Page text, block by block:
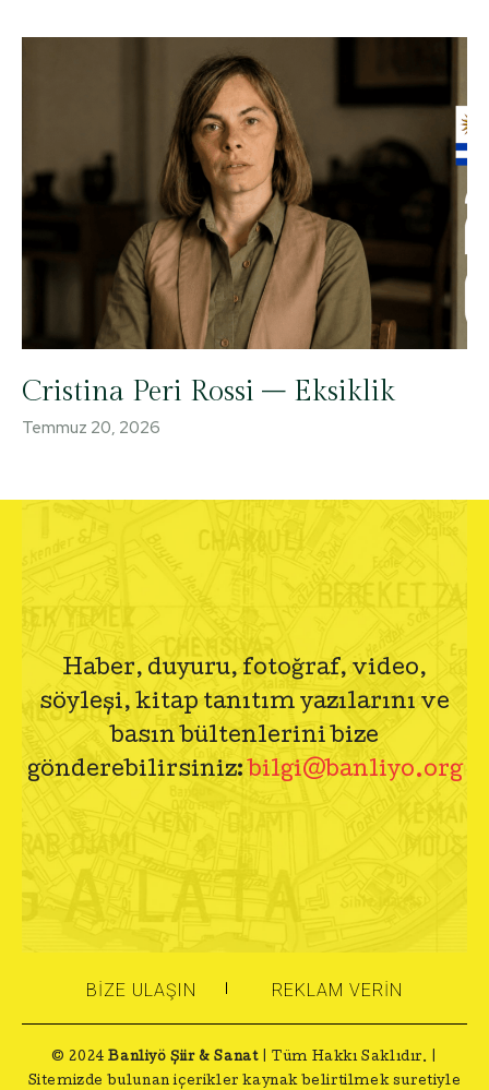
Cristina Peri Rossi – Eksiklik
Temmuz 20, 2026
Haber, duyuru, fotoğraf, video,
söyleşi, kitap tanıtım yazılarını ve
basın bültenlerini bize
gönderebilirsiniz: bilgi@banliyo.org
BIZE ULAŞIN REKLAM VERIN
© 2024Banliyö Şiir & Sanat
| Tüm Hakkı Saklıdır. |
Sitemizde bulunan içerikler kaynak belirtilmek suretiyle